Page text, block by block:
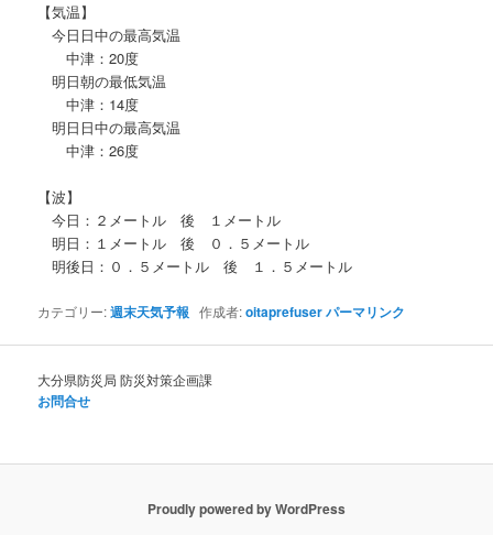
【気温】
今日日中の最高気温
中津：20度
明日朝の最低気温
中津：14度
明日日中の最高気温
中津：26度
【波】
今日：２メートル 後 １メートル
明日：１メートル 後 ０．５メートル
明後日：０．５メートル 後 １．５メートル
カテゴリー:週末天気予報 作成者:oitaprefuserパーマリンク
大分県防災局 防災対策企画課
お問合せ
Proudly powered by WordPress